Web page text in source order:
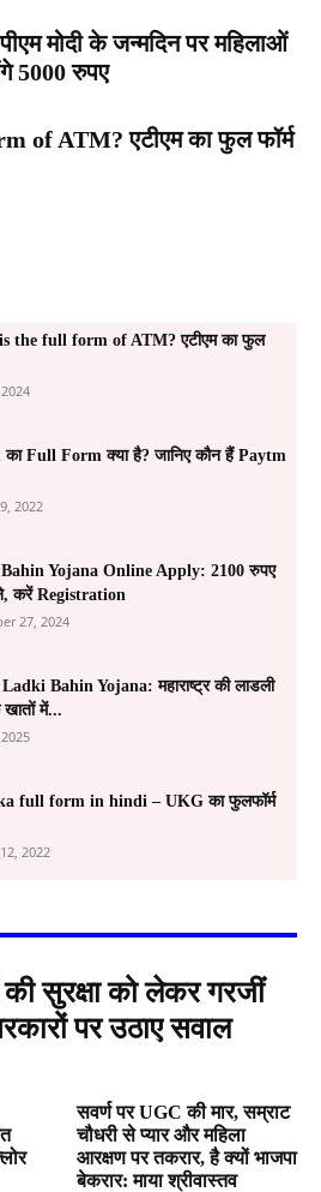
मोदी के जन्मदिन पर महिलाओं
5000 रुपए
of ATM? एटीएम का फुल फॉर्म
the full form of ATM? एटीएम का फुल
Full Form क्या है? जानिए कौन हैं Paytm
2022
Yojana Online Apply: 2100 रुपए
करें Registration
27, 2024
Bahin Yojana: महाराष्ट्र की लाडली
में...
full form in hindi – UKG का फुलफॉर्म
2022
सुरक्षा को लेकर गरजीं
पर उठाए सवाल
सवर्ण पर UGC की मार, सम्राट
चौधरी से प्यार और महिला
आरक्षण पर तकरार, है क्यों भाजपा
बेकरार: माया श्रीवास्तव